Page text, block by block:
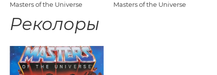
Masters of the Universe Masters of the Universe
Реколоры